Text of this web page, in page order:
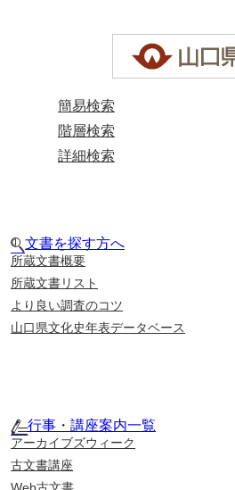
簡易検索
階層検索
詳細検索
文書を探す方へ
所蔵文書概要
所蔵文書リスト
より良い調査のコツ
山口県文化史年表データベース
行事・講座案内一覧
アーカイブズウィーク
古文書講座